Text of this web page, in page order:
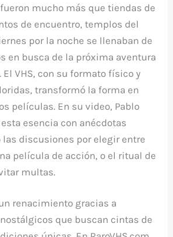
mucho más que tiendas de
de encuentro, templos del
por la noche se llenaban de
en busca de la próxima aventura
VHS, con su formato físico y
transformó la forma en
películas. En su video, Pablo
esencia con anécdotas
discusiones por elegir entre
película de acción, o el ritual de
multas.
renacimiento gracias a
que buscan cintas de